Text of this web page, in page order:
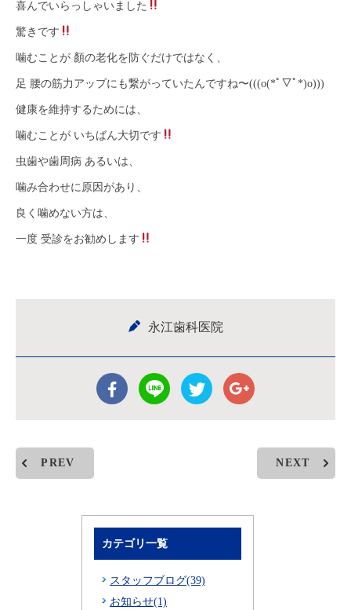
喜んでいらっしゃいました
驚きです
噛むことが 顏の老化を防ぐだけではなく、
足 腰の筋力アップにも繋がっていたんですね〜(((o(*ﾟ▽ﾟ*)o)))
健康を維持するためには、
噛むことが いちばん大切です
虫歯や歯周病 あるいは、
噛み合わせに原因があり、
良く噛めない方は、
一度 受診をお勧めします
永江歯科医院
PREV NEXT
カテゴリ一覧
スタッフブログ(39)
お知らせ(1)